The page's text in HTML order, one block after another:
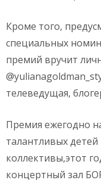
Кроме того,
специальных
премий вручит
телеведущая,
Премия ежегодно
талантливых детей
коллективы,этот
концертный зал